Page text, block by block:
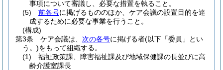
事項について審議し、必要な措置を執ること。
(5)
前各号に掲げるもののほか、ケア会議の設置目的を達
成するために必要な事業を行うこと。
(構成)
第3条
ケア会議は、 次の各号に掲げる者(以下「委員」とい
う。)をもって組織する。
(1)
福祉政策課、障害福祉課及び地域保健課の長並びに高
齢介護室課長